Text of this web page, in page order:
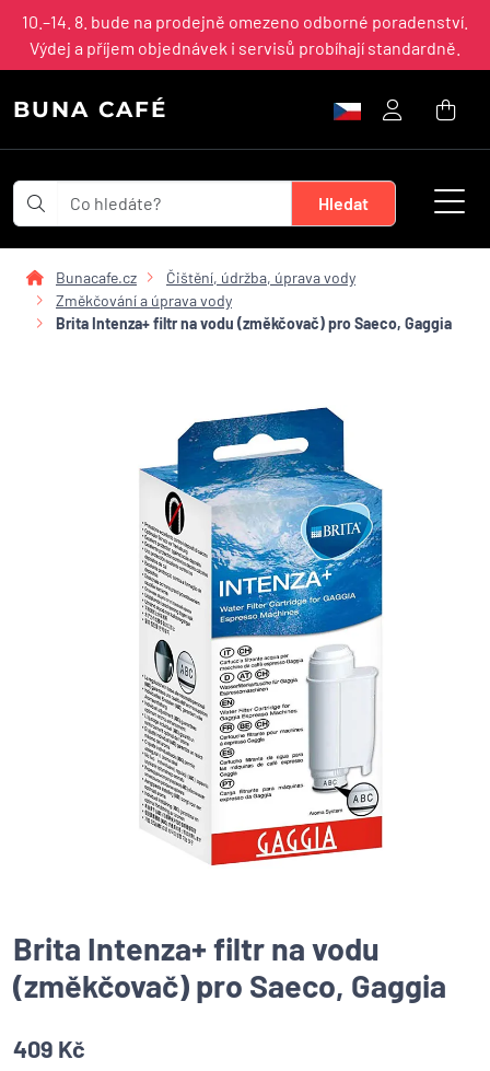
10.–14. 8. bude na prodejně omezeno odborné poradenství.
Výdej a příjem objednávek i servisů probíhají standardně.
BUNA CAFÉ
Bunacafe.cz
Čištění, údržba, úprava vody
Změkčování a úprava vody
Brita Intenza+ filtr na vodu (změkčovač) pro Saeco, Gaggia
Brita Intenza+ filtr na vodu
(změkčovač) pro Saeco, Gaggia
409 Kč